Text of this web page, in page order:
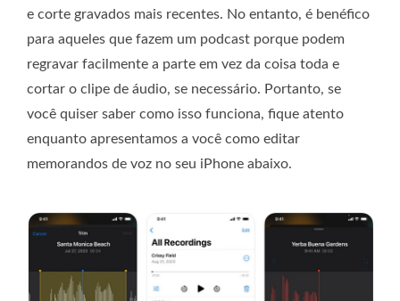
e corte gravados mais recentes. No entanto, é benéfico
para aqueles que fazem um podcast porque podem
regravar facilmente a parte em vez da coisa toda e
cortar o clipe de áudio, se necessário. Portanto, se
você quiser saber como isso funciona, fique atento
enquanto apresentamos a você como editar
memorandos de voz no seu iPhone abaixo.